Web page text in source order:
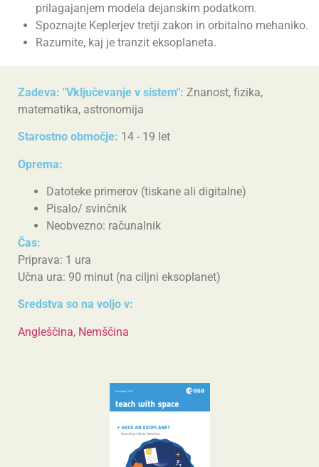
prilagajanjem modela dejanskim podatkom.
Spoznajte Keplerjev tretji zakon in orbitalno mehaniko.
Razumite, kaj je tranzit eksoplaneta.
Zadeva: "Vključevanje v sistem": Znanost, fizika,
matematika, astronomija
Starostno območje: 14 - 19 let
Oprema:
Datoteke primerov (tiskane ali digitalne)
Pisalo/ svinčnik
Neobvezno: računalnik
Čas:
Priprava: 1 ura
Učna ura: 90 minut (na ciljni eksoplanet)
Sredstva so na voljo v:
Angleščina, Nemščina